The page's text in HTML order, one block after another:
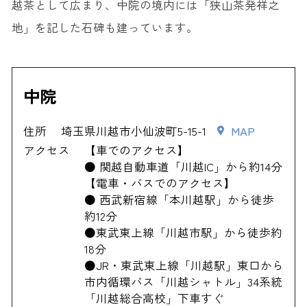
越茶として広まり、中院の境内には「狭山茶発祥之
地」を記した石碑も建っています。
中院
住所 埼玉県川越市小仙波町5-15-1
MAP
アクセス
【車でのアクセス】
● 関越自動車道「川越IC」から約14分
【電車・バスでのアクセス】
● 西武新宿線「本川越駅」から徒歩
約12分
●東武東上線「川越市駅」から徒歩約
18分
●JR・東武東上線「川越駅」東口から
市内循環バス「川越シャトル」34系統
「川越総合高校」下車すぐ